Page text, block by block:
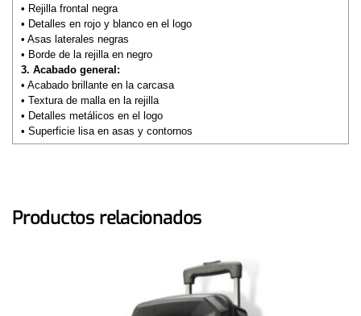
• Rejilla frontal negra
• Detalles en rojo y blanco en el logo
• Asas laterales negras
• Borde de la rejilla en negro
3. Acabado general:
• Acabado brillante en la carcasa
• Textura de malla en la rejilla
• Detalles metálicos en el logo
• Superficie lisa en asas y contornos
Productos relacionados